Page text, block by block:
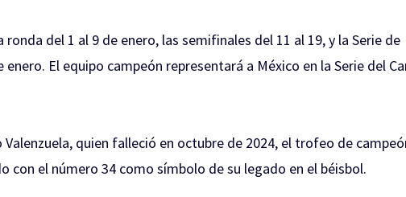
del 1 al 9 de enero, las semifinales del 11 al 19, y la Serie de
El equipo campeón representará a México en la Serie del
quien falleció en octubre de 2024, el trofeo de
con el número 34 como símbolo de su legado en el béisbol.